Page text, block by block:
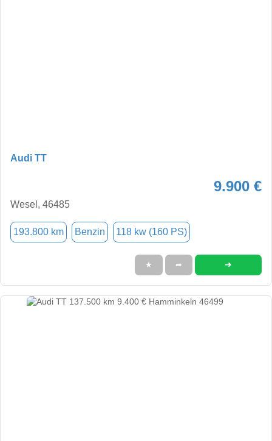
Audi TT
9.900 €
Wesel, 46485
193.800 km Benzin 118 kw (160 PS)
★ ➦ ➜